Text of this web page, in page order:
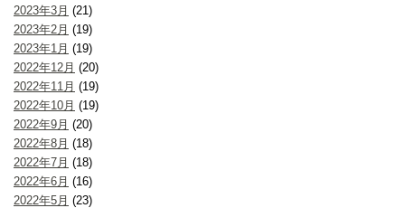
2023年3月 (21)
2023年2月 (19)
2023年1月 (19)
2022年12月 (20)
2022年11月 (19)
2022年10月 (19)
2022年9月 (20)
2022年8月 (18)
2022年7月 (18)
2022年6月 (16)
2022年5月 (23)